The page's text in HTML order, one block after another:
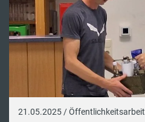
21.05.2025 / Öffentlichkeitsarbeit